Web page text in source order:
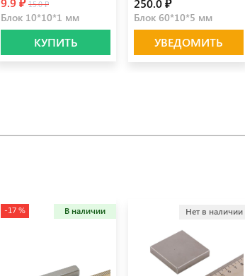
15.0 ₽
Блок 10*10*1 мм
КУПИТЬ
250.0 ₽
Блок 60*10*5 мм
УВЕДОМИТЬ
-17 % В наличии Нет в наличии